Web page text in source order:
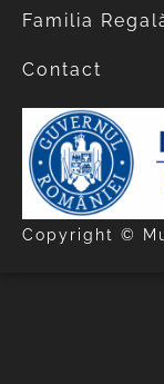
Familia
Contact
Copyright ©